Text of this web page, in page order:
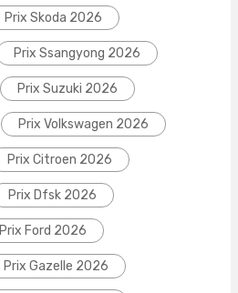
Prix Skoda 2026
Prix Ssangyong 2026
Prix Suzuki 2026
Prix Volkswagen 2026
Prix Citroen 2026
Prix Dfsk 2026
Prix Ford 2026
Prix Gazelle 2026